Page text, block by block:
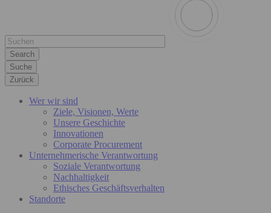
Suche
Zurück
Wer wir sind
Ziele, Visionen, Werte
Unsere Geschichte
Innovationen
Corporate Procurement
Unternehmerische Verantwortung
Soziale Verantwortung
Nachhaltigkeit
Ethisches Geschäftsverhalten
Standorte